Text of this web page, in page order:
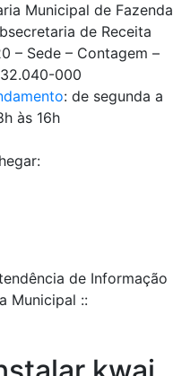
Municipal de Fazenda
de Receita
– Sede – Contagem –
32.040-000
: de segunda a
às 16h
de Informação
Municipal ::